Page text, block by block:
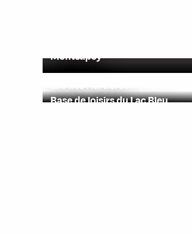
Montsapey
Lac des Hurtières
Base de loisirs du Lac Bleu